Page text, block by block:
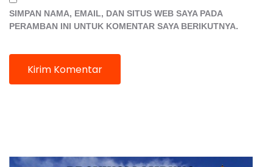
SIMPAN NAMA, EMAIL, DAN SITUS WEB SAYA PADA
PERAMBAN INI UNTUK KOMENTAR SAYA BERIKUTNYA.